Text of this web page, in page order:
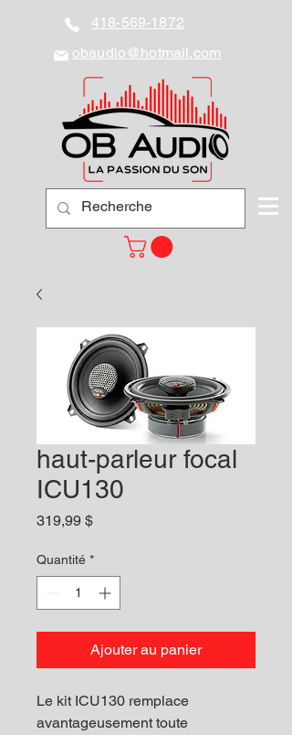
418-569-1872
obaudio@hotmail.com
haut-parleur focal
ICU130
319,99 $Prix
Quantité *
Ajouter au panier
Le kit ICU130 remplace
avantageusement toute